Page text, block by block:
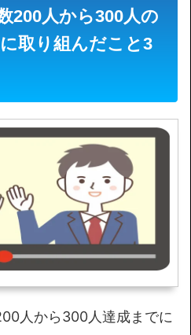
200人から300人の
取り組んだこと3
人から300人達成までに